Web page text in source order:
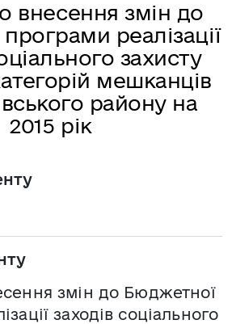
внесення змін до
реалізації
захисту
мешканців
району на
2015 рік
змін до Бюджетної
заходів соціального